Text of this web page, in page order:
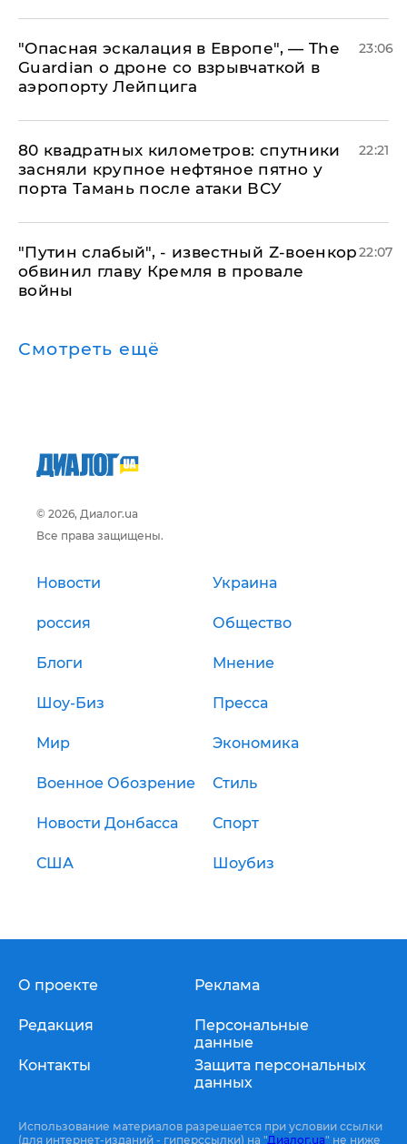
"Опасная эскалация в Европе", — The
Guardian о дроне со взрывчаткой в
аэропорту Лейпцига
23:06
80 квадратных километров: спутники
засняли крупное нефтяное пятно у
порта Тамань после атаки ВСУ
22:21
​"Путин слабый", - известный Z-военкор
обвинил главу Кремля в провале
войны
22:07
Смотреть ещё
© 2026, Диалог.ua
Все права защищены.
Новости Украина
россия Общество
Блоги Мнение
Шоу-Биз Пресса
Мир Экономика
Военное Обозрение Стиль
Новости Донбасса Спорт
США Шоубиз
О проекте
Редакция
Контакты
Реклама
Персональные
данные
Защита персональных
данных
Использование материалов разрешается при условии ссылки
(для интернет-изданий - гиперссылки) на "Диалог.ua" не ниже